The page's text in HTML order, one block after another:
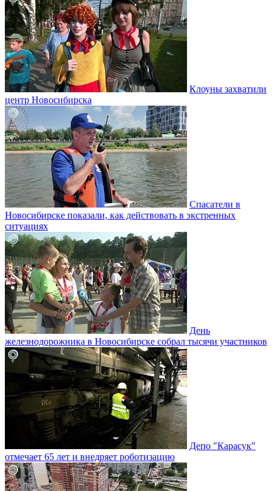
Клоуны захватили
центр Новосибирска
Спасатели в
Новосибирске показали, как действовать в экстренных
ситуациях
День
железнодорожника в Новосибирске собрал тысячи участников
Депо "Карасук"
отмечает 65 лет и внедряет роботизацию